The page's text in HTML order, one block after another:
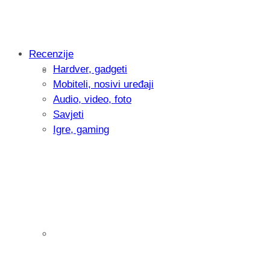
Intervju: Goran Jović, fotograf -
Recenzije
Hardver, gadgeti
Mobiteli, nosivi uređaji
Audio, video, foto
Savjeti
Igre, gaming